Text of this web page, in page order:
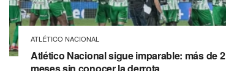
ATLÉTICO NACIONAL
Atlético Nacional sigue imparable: más de 2